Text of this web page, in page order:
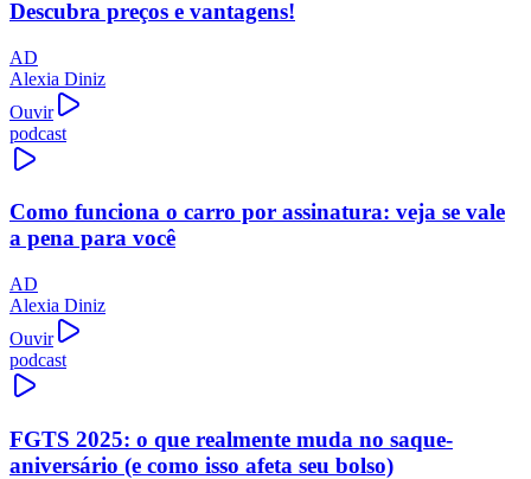
Descubra preços e vantagens!
AD
Alexia Diniz
Ouvir
podcast
Como funciona o carro por assinatura: veja se vale
a pena para você
AD
Alexia Diniz
Ouvir
podcast
FGTS 2025: o que realmente muda no saque-
aniversário (e como isso afeta seu bolso)